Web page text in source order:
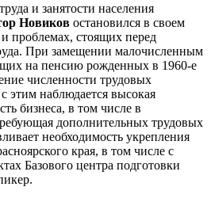
и занятости населения
Новиков остановился в своем
проблемах, стоящих перед
При замещении малочисленным
на пенсию рожденных в 1960-е
численности трудовых
этим наблюдается высокая
бизнеса, в том числе в
дополнительных трудовых
необходимость укрепления
края, в том числе с
Базового центра подготовки